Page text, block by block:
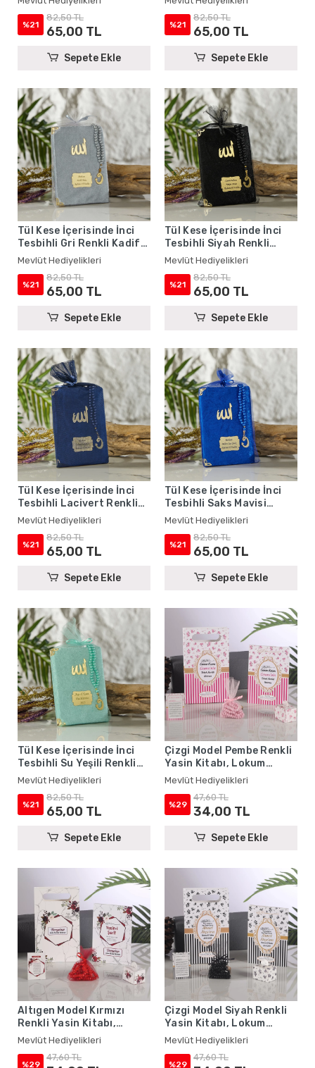
Mevlüt Hediyelikleri
%21
82,50 TL
65,00 TL
Sepete Ekle
Mevlüt Hediyelikleri
%21
82,50 TL
65,00 TL
Sepete Ekle
Tül Kese İçerisinde İnci
Tesbihli Gri Renkli Kadife
Yasin Kitabı Seti - Mevlüt
Hediyelikleri
Mevlüt Hediyelikleri
%21
82,50 TL
65,00 TL
Sepete Ekle
Tül Kese İçerisinde İnci
Tesbihli Siyah Renkli
Kadife Yasin Kitabı Seti -
Mevlüt Hediyelikleri
Mevlüt Hediyelikleri
%21
82,50 TL
65,00 TL
Sepete Ekle
Tül Kese İçerisinde İnci
Tesbihli Lacivert Renkli
Kadife Yasin Kitabı Seti -
Mevlüt Hediyelikleri
Mevlüt Hediyelikleri
%21
82,50 TL
65,00 TL
Sepete Ekle
Tül Kese İçerisinde İnci
Tesbihli Saks Mavisi
Renkli Kadife Yasin Kitabı
Seti - Mevlüt Hediyelikleri
Mevlüt Hediyelikleri
%21
82,50 TL
65,00 TL
Sepete Ekle
Tül Kese İçerisinde İnci
Tesbihli Su Yeşili Renkli
Kadife Yasin Kitabı Seti -
Mevlüt Hediyelikleri
Mevlüt Hediyelikleri
%21
82,50 TL
65,00 TL
Sepete Ekle
Çizgi Model Pembe Renkli
Yasin Kitabı, Lokum
Kutusu, Magnet, Karton
Çanta ve Tesbih - Mevlüt
Hediyelikleri
Mevlüt Hediyelikleri
%29
47,60 TL
34,00 TL
Sepete Ekle
Altıgen Model Kırmızı
Renkli Yasin Kitabı,
Lokum Kutusu, Magnet,
Karton Çanta ve Tesbih -
Mevlüt Hediyelikleri
Mevlüt Hediyelikleri
%29
47,60 TL
Çizgi Model Siyah Renkli
Yasin Kitabı, Lokum
Kutusu, Magnet, Karton
Çanta ve Tesbih - Mevlüt
Hediyelikleri
Mevlüt Hediyelikleri
%29
47,60 TL